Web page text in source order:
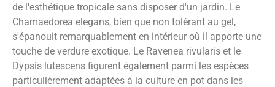
de l'esthétique tropicale sans disposer d'un jardin. Le
Chamaedorea elegans, bien que non tolérant au gel,
s'épanouit remarquablement en intérieur où il apporte une
touche de verdure exotique. Le Ravenea rivularis et le
Dypsis lutescens figurent également parmi les espèces
particulièrement adaptées à la culture en pot dans les